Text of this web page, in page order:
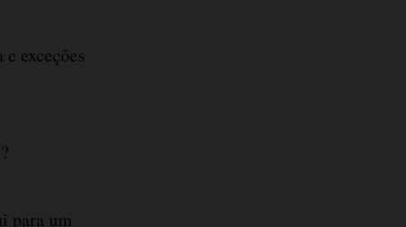
exceções
para um